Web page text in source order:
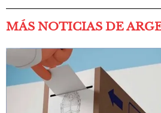
MÁS NOTICIAS DE